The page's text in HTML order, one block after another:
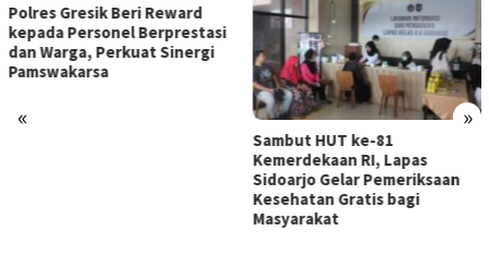
« »
Muskab POBSI Kabupaten
Kediri 2026 Tetapkan Ucok
Suryanto Siregar sebagai
Ketua Umum Periode 2026–
2030